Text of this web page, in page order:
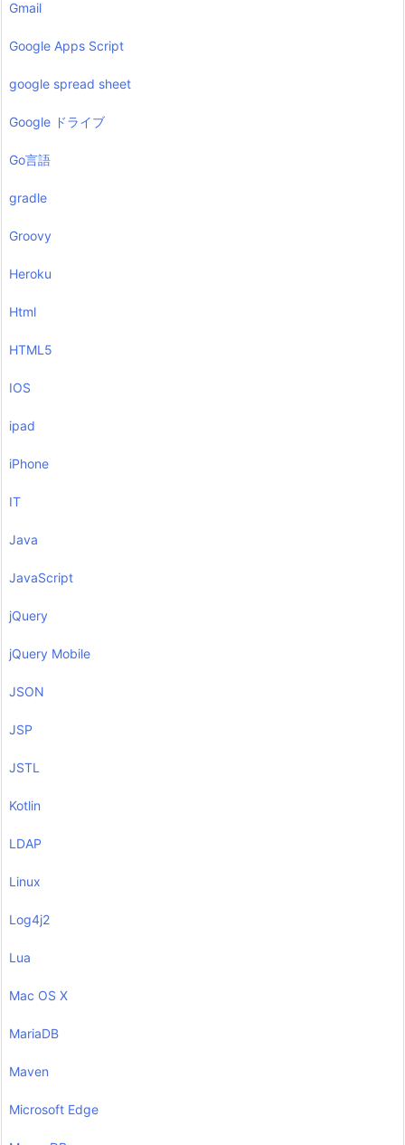
Gmail
Google Apps Script
google spread sheet
Google ドライブ
Go言語
gradle
Groovy
Heroku
Html
HTML5
IOS
ipad
iPhone
IT
Java
JavaScript
jQuery
jQuery Mobile
JSON
JSP
JSTL
Kotlin
LDAP
Linux
Log4j2
Lua
Mac OS X
MariaDB
Maven
Microsoft Edge